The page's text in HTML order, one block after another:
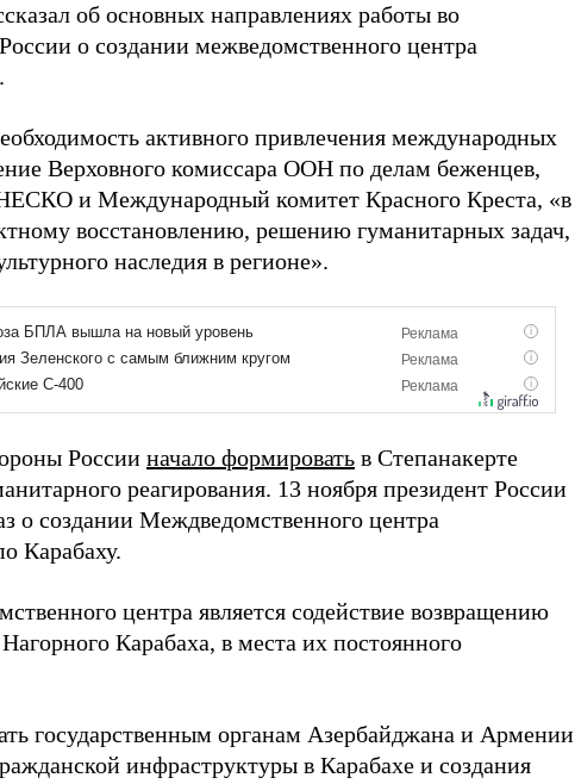
об основных направлениях работы во
о создании межведомственного центра
активного привлечения международных
Верховного комиссара ООН по делам беженцев,
и Международный комитет Красного Креста, «в
восстановлению, решению гуманитарных задач,
наследия в регионе».
России начало формировать в Степанакерте
реагирования. 13 ноября президент России
о создании Междведомственного центра
Карабаху.
центра является содействие возвращению
Карабаха, в места их постоянного
государственным органам Азербайджана и Армении
инфраструктуры в Карабахе и создания